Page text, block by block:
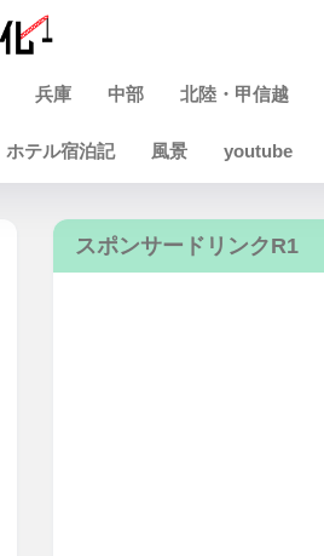
兵庫 中部 北陸・甲信越
ホテル宿泊記 風景 youtube
スポンサードリンクR1